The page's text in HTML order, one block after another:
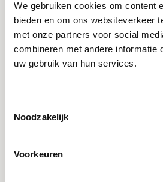
We gebruiken cookies om content
bieden en om ons websiteverkeer
met onze partners voor social
combineren met andere informatie
uw gebruik van hun services.
Noodzakelijk
Voorkeuren